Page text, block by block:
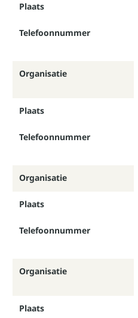
Plaats
Telefoonnummer
Organisatie
Plaats
Telefoonnummer
Organisatie
Plaats
Telefoonnummer
Organisatie
Plaats